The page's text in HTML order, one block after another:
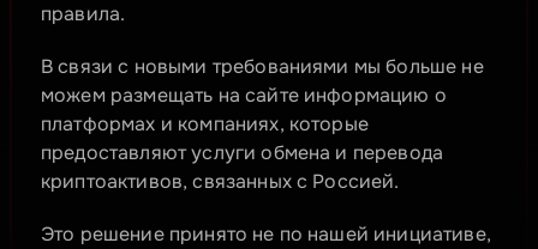
правила.
В связи с новыми требованиями мы больше не
можем размещать на сайте информацию о
платформах и компаниях, которые
предоставляют услуги обмена и перевода
криптоактивов, связанных с Россией.
Это решение принято не по нашей инициативе,